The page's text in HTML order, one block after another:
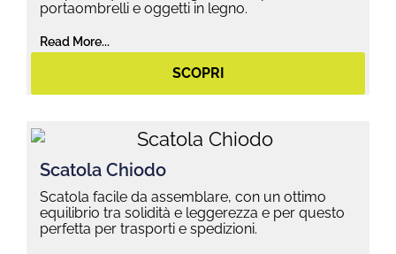
portaombrelli e oggetti in legno.
Read More...
SCOPRI
Scatola Chiodo
Scatola facile da assemblare, con un ottimo
equilibrio tra solidità e leggerezza e per questo
perfetta per trasporti e spedizioni.